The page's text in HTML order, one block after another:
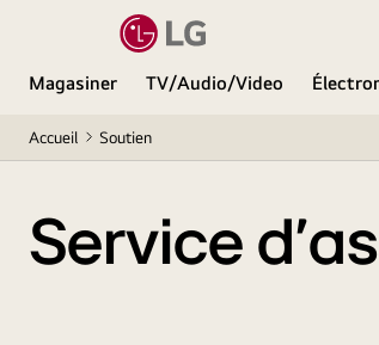
Magasiner TV/Audio/Video
Accueil Soutien
Service